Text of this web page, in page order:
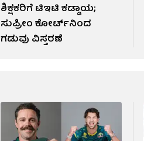
ಶಿಕ್ಷಕರಿಗೆ ಟಿಇಟಿ ಕಡ್ಡಾಯ;
ಸುಪ್ರೀಂ ಕೋರ್ಟ್‌ನಿಂದ
ಗಡುವು ವಿಸ್ತರಣೆ